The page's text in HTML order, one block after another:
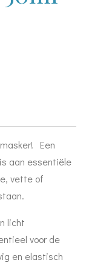
Een
aan essentiële
vette of
licht
voor de
en elastisch